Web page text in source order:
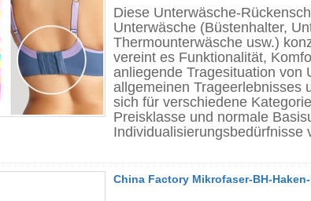
Diese Unterwäsche-
Unterwäsche (Büstenhalter,
Thermounterwäsche usw.)
vereint es Funktionalität,
anliegende Tragesituation von
allgemeinen Trageerlebnisses
sich für verschiedene
Preisklasse und normale
Individualisierungsbedürfnisse
China Factory Mikrofaser-BH-